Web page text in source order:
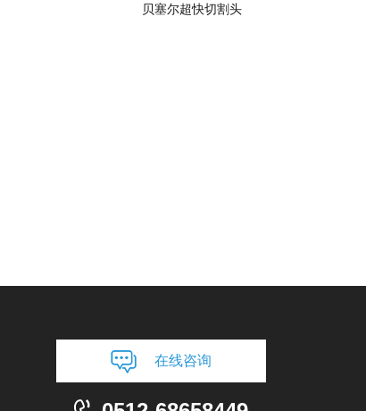
贝塞尔超快切割头
在线咨询